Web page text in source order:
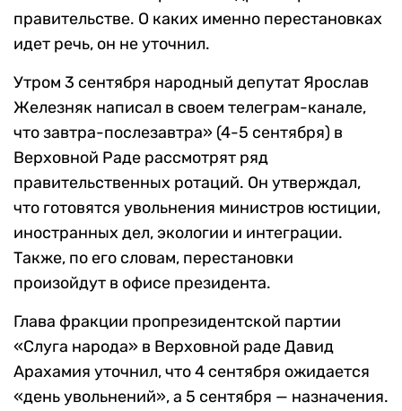
правительстве. О каких именно перестановках
идет речь, он не уточнил.
Утром 3 сентября народный депутат Ярослав
Железняк написал в своем телеграм-канале,
что завтра-послезавтра» (4-5 сентября) в
Верховной Раде рассмотрят ряд
правительственных ротаций. Он утверждал,
что готовятся увольнения министров юстиции,
иностранных дел, экологии и интеграции.
Также, по его словам, перестановки
произойдут в офисе президента.
Глава фракции пропрезидентской партии
«Слуга народа» в Верховной раде Давид
Арахамия уточнил, что 4 сентября ожидается
«день увольнений», а 5 сентября — назначения.